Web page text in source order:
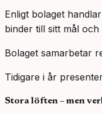
Enligt bolaget
binder till sitt mål
Bolaget samarbetar
Tidigare i år
Stora löften – men